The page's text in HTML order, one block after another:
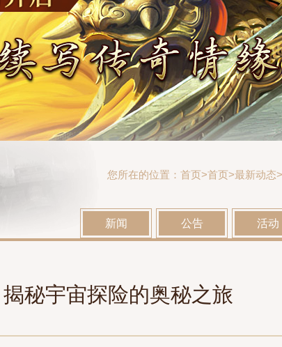
您所在的位置： 首页>首页>最新动态>
新闻 公告 活动
秘宇宙探险的奥秘之旅